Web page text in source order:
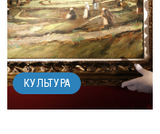
КУЛЬТУРА